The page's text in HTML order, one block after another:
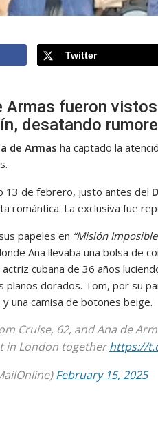
Twitter
Armas fueron
desatando
de Armas ha captado la
13 de febrero, justo antes del
romántica. La exclusiva fue
papeles en “Misión
Ana llevaba una bolsa de
cubana de 36 años
planos dorados. Tom, por su
una camisa de botones beige.
Cruise, 62, and Ana de
in London togetherhttps://
February 15, 2025